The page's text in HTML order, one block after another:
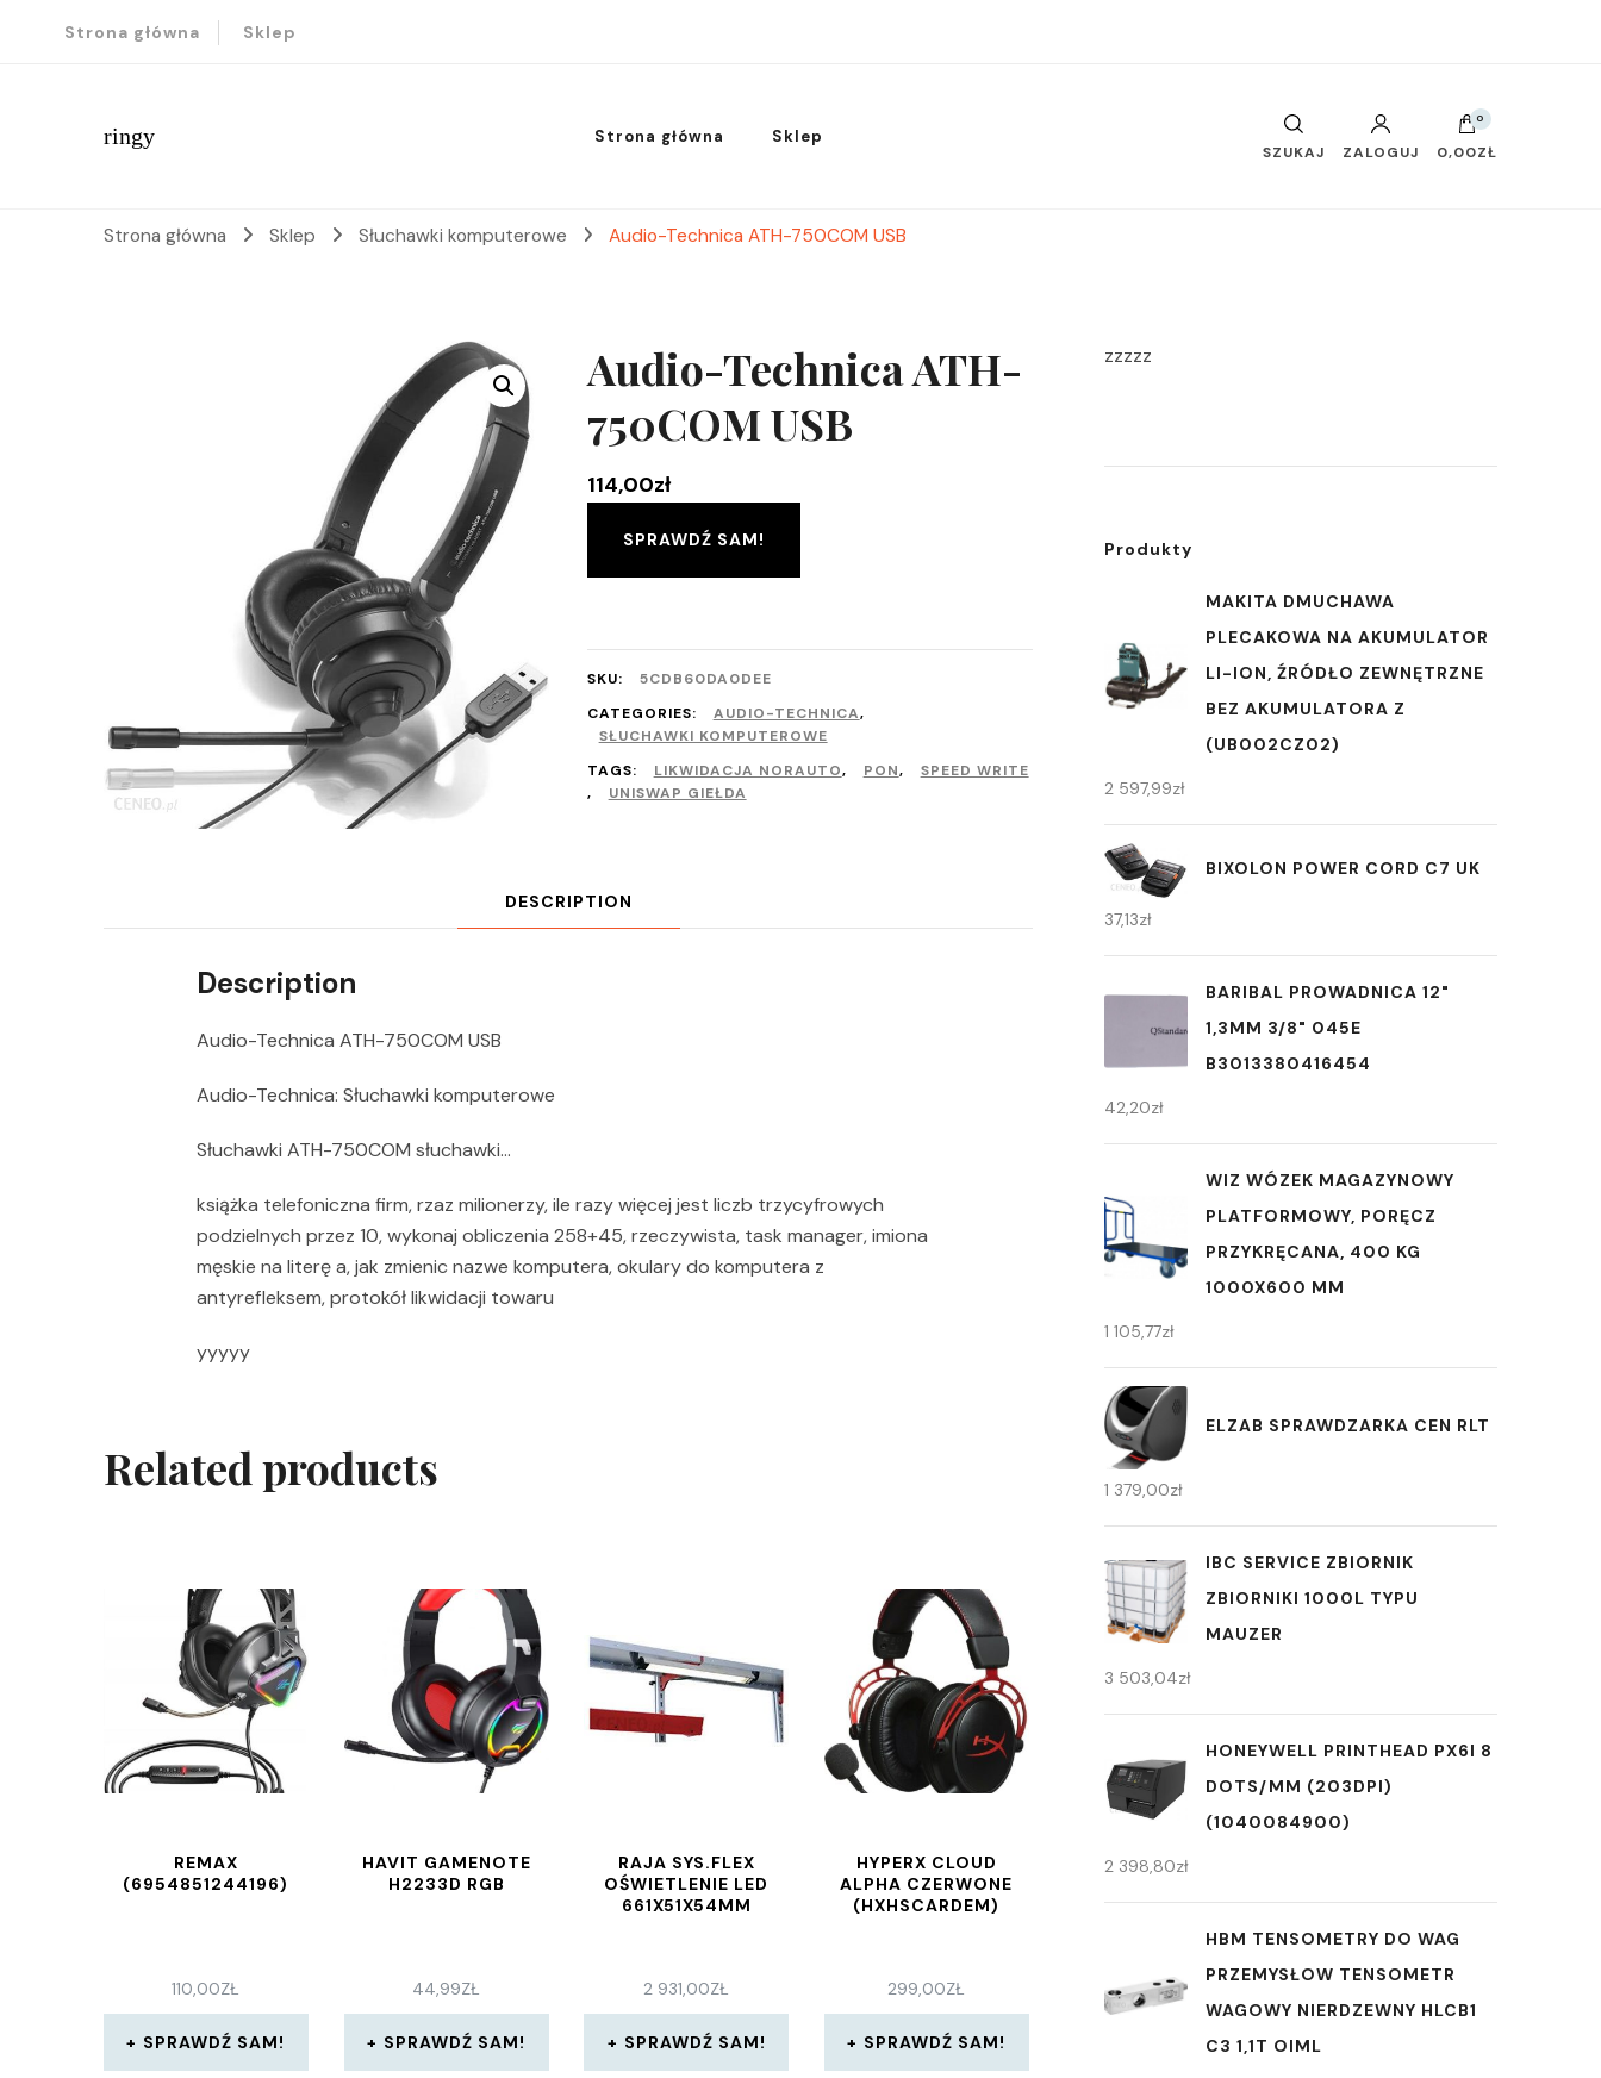
Strona główna Sklep
ringy Strona główna Sklep
SZUKAJ ZALOGUJ
0
0,00ZŁ
Strona główna Sklep Słuchawki komputerowe Audio-Technica ATH-750COM USB
Audio-Technica ATH-
750COM USB
114,00zł
SPRAWDŹ SAM!
SKU:
5CDB60DA0DEE
CATEGORIES:
AUDIO-TECHNICA,
SŁUCHAWKI KOMPUTEROWE
TAGS:
LIKWIDACJA NORAUTO, PON,
SPEED WRITE
,
UNISWAP GIEŁDA
DESCRIPTION
Description
Audio-Technica ATH-750COM USB
Audio-Technica: Słuchawki komputerowe
Słuchawki ATH-750COM słuchawki…
książka telefoniczna firm, rzaz milionerzy, ile razy więcej jest liczb trzycyfrowych
podzielnych przez 10, wykonaj obliczenia 258+45, rzeczywista, task manager, imiona
męskie na literę a, jak zmienic nazwe komputera, okulary do komputera z
antyrefleksem, protokół likwidacji towaru
yyyyy
Related products
REMAX
(6954851244196)
110,00ZŁ
SPRAWDŹ SAM!
HAVIT GAMENOTE
H2233D RGB
44,99ZŁ
SPRAWDŹ SAM!
RAJA SYS.FLEX
OŚWIETLENIE LED
661X51X54MM
2 931,00ZŁ
SPRAWDŹ SAM!
HYPERX CLOUD
ALPHA CZERWONE
(HXHSCARDEM)
299,00ZŁ
SPRAWDŹ SAM!
zzzzz
Produkty
MAKITA DMUCHAWA
PLECAKOWA NA AKUMULATOR
LI-ION, ŹRÓDŁO ZEWNĘTRZNE
BEZ AKUMULATORA Z
(UB002CZ02)
2 597,99zł
BIXOLON POWER CORD C7 UK
37,13zł
BARIBAL PROWADNICA 12"
1,3MM 3/8" 045E
B3013380416454
42,20zł
WIZ WÓZEK MAGAZYNOWY
PLATFORMOWY, PORĘCZ
PRZYKRĘCANA, 400 KG
1000X600 MM
1 105,77zł
ELZAB SPRAWDZARKA CEN RLT
1 379,00zł
IBC SERVICE ZBIORNIK
ZBIORNIKI 1000L TYPU
MAUZER
3 503,04zł
HONEYWELL PRINTHEAD PX6I 8
DOTS/MM (203DPI)
(1040084900)
2 398,80zł
HBM TENSOMETRY DO WAG
PRZEMYSŁOW TENSOMETR
WAGOWY NIERDZEWNY HLCB1
C3 1,1T OIML